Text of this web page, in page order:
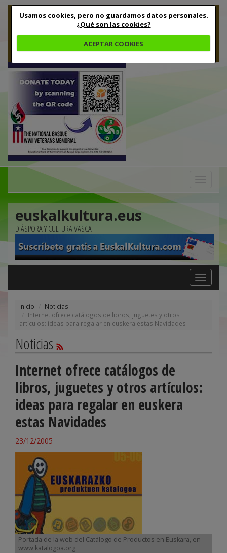
Usamos cookies, pero no guardamos datos personales.
¿Qué son las cookies?
ACEPTAR COOKIES
euskalkultura.eus
DIÁSPORA Y CULTURA VASCA
Toggle
navigation
Inicio
Noticias
Internet ofrece catálogos de libros, juguetes y otros
artículos: ideas para regalar en euskera estas Navidades
Noticias
Internet ofrece catálogos de
libros, juguetes y otros artículos:
ideas para regalar en euskera
estas Navidades
23/12/2005
Portada de la web del Catálogo de Productos en Euskara, en
www.katalogoa.org